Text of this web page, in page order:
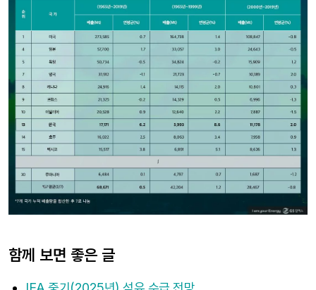
함께 보면 좋은 글